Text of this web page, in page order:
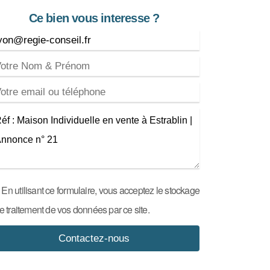
Ce bien vous interesse ?
En utilisant ce formulaire, vous acceptez le stockage
traitement de vos données par ce site.